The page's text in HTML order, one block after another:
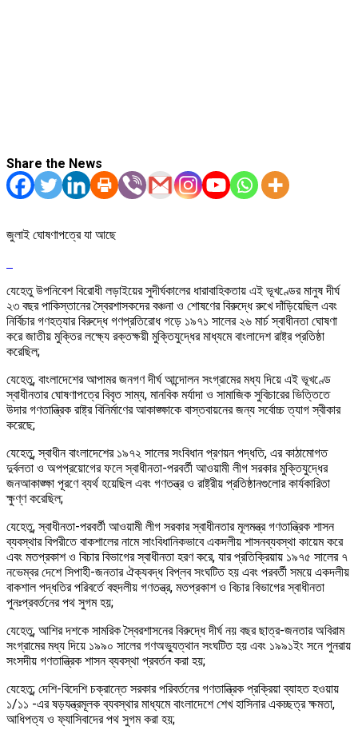
Share the News
জুলাই ঘোষণাপত্রে যা আছে
যেহেতু উপনিবেশ বিরোধী লড়াইয়ের সুদীর্ঘকালের ধারাবাহিকতায় এই ভূখণ্ডের মানুষ দীর্ঘ
২৩ বছর পাকিস্তানের স্বৈরশাসকদের বঞ্চনা ও শোষণের বিরুদ্ধে রুখে দাঁড়িয়েছিল এবং
নির্বিচার গণহত্যার বিরুদ্ধে গণপ্রতিরোধ গড়ে ১৯৭১ সালের ২৬ মার্চ স্বাধীনতা ঘোষণা
করে জাতীয় মুক্তির লক্ষ্যে রক্তক্ষয়ী মুক্তিযুদ্ধের মাধ্যমে বাংলাদেশ রাষ্ট্র প্রতিষ্ঠা
করেছিল;
যেহেতু, বাংলাদেশের আপামর জনগণ দীর্ঘ আন্দোলন সংগ্রামের মধ্য দিয়ে এই ভূখণ্ডে
স্বাধীনতার ঘোষণাপত্রে বিবৃত সাম্য, মানবিক মর্যাদা ও সামাজিক সুবিচারের ভিত্তিতে
উদার গণতান্ত্রিক রাষ্ট্র বিনির্মাণের আকাঙ্ক্ষাকে বাস্তবায়নের জন্য সর্বোচ্চ ত্যাগ স্বীকার
করেছে;
যেহেতু, স্বাধীন বাংলাদেশের ১৯৭২ সালের সংবিধান প্রণয়ন পদ্ধতি, এর কাঠামোগত
দুর্বলতা ও অপপ্রয়োগের ফলে স্বাধীনতা-পরবর্তী আওয়ামী লীগ সরকার মুক্তিযুদ্ধের
জনআকাঙ্ক্ষা পূরণে ব্যর্থ হয়েছিল এবং গণতন্ত্র ও রাষ্ট্রীয় প্রতিষ্ঠানগুলোর কার্যকারিতা
ক্ষুণ্ণ করেছিল;
যেহেতু, স্বাধীনতা-পরবর্তী আওয়ামী লীগ সরকার স্বাধীনতার মূলমন্ত্র গণতান্ত্রিক শাসন
ব্যবস্থার বিপরীতে বাকশালের নামে সাংবিধানিকভাবে একদলীয় শাসনব্যবস্থা কায়েম করে
এবং মতপ্রকাশ ও বিচার বিভাগের স্বাধীনতা হরণ করে, যার প্রতিক্রিয়ায় ১৯৭৫ সালের ৭
নভেম্বর দেশে সিপাহী-জনতার ঐক্যবদ্ধ বিপ্লব সংঘটিত হয় এবং পরবর্তী সময়ে একদলীয়
বাকশাল পদ্ধতির পরিবর্তে বহুদলীয় গণতন্ত্র, মতপ্রকাশ ও বিচার বিভাগের স্বাধীনতা
পুনঃপ্রবর্তনের পথ সুগম হয়;
যেহেতু, আশির দশকে সামরিক স্বৈরশাসনের বিরুদ্ধে দীর্ঘ নয় বছর ছাত্র-জনতার অবিরাম
সংগ্রামের মধ্য দিয়ে ১৯৯০ সালের গণঅভ্যুত্থান সংঘটিত হয় এবং ১৯৯১ইং সনে পুনরায়
সংসদীয় গণতান্ত্রিক শাসন ব্যবস্থা প্রবর্তন করা হয়;
যেহেতু; দেশি-বিদেশি চক্রান্তে সরকার পরিবর্তনের গণতান্ত্রিক প্রক্রিয়া ব্যাহত হওয়ায়
১/১১ -এর ষড়যন্ত্রমূলক ব্যবস্থার মাধ্যমে বাংলাদেশে শেখ হাসিনার একচ্ছত্র ক্ষমতা,
আধিপত্য ও ফ্যাসিবাদের পথ সুগম করা হয়;